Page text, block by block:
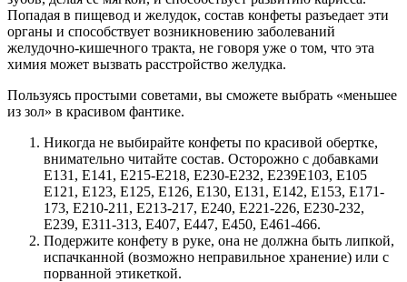
Попадая в пищевод и желудок, состав конфеты разъедает эти
органы и способствует возникновению заболеваний
желудочно-кишечного тракта, не говоря уже о том, что эта
химия может вызвать расстройство желудка.
Пользуясь простыми советами, вы сможете выбрать «меньшее
из зол» в красивом фантике.
Никогда не выбирайте конфеты по красивой обертке,
внимательно читайте состав. Осторожно с добавками
Е131, Е141, Е215-Е218, Е230-Е232, Е239Е103, Е105
Е121, Е123, Е125, Е126, Е130, Е131, Е142, Е153, Е171-
173, Е210-211, Е213-217, Е240, Е221-226, Е230-232,
Е239, Е311-313, Е407, Е447, Е450, Е461-466.
Подержите конфету в руке, она не должна быть липкой,
испачканной (возможно неправильное хранение) или с
порванной этикеткой.